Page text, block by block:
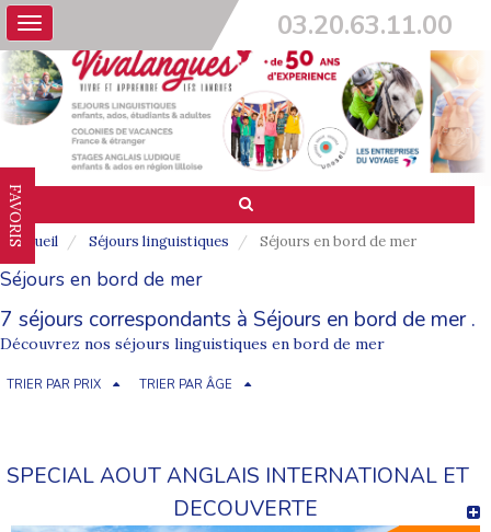
Toggle
navigation
03.20.63.11.00
FAVORIS
Accueil Séjours linguistiques Séjours en bord de mer
Séjours en bord de mer
7 séjours correspondants à Séjours en bord de mer .
Découvrez nos séjours linguistiques en bord de mer
TRIER PAR PRIX TRIER PAR ÂGE
SPECIAL AOUT ANGLAIS INTERNATIONAL ET
DECOUVERTE